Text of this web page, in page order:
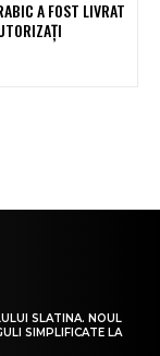
A FOST LIVRAT
SLATINA. NOUL
SIMPLIFICATE LA